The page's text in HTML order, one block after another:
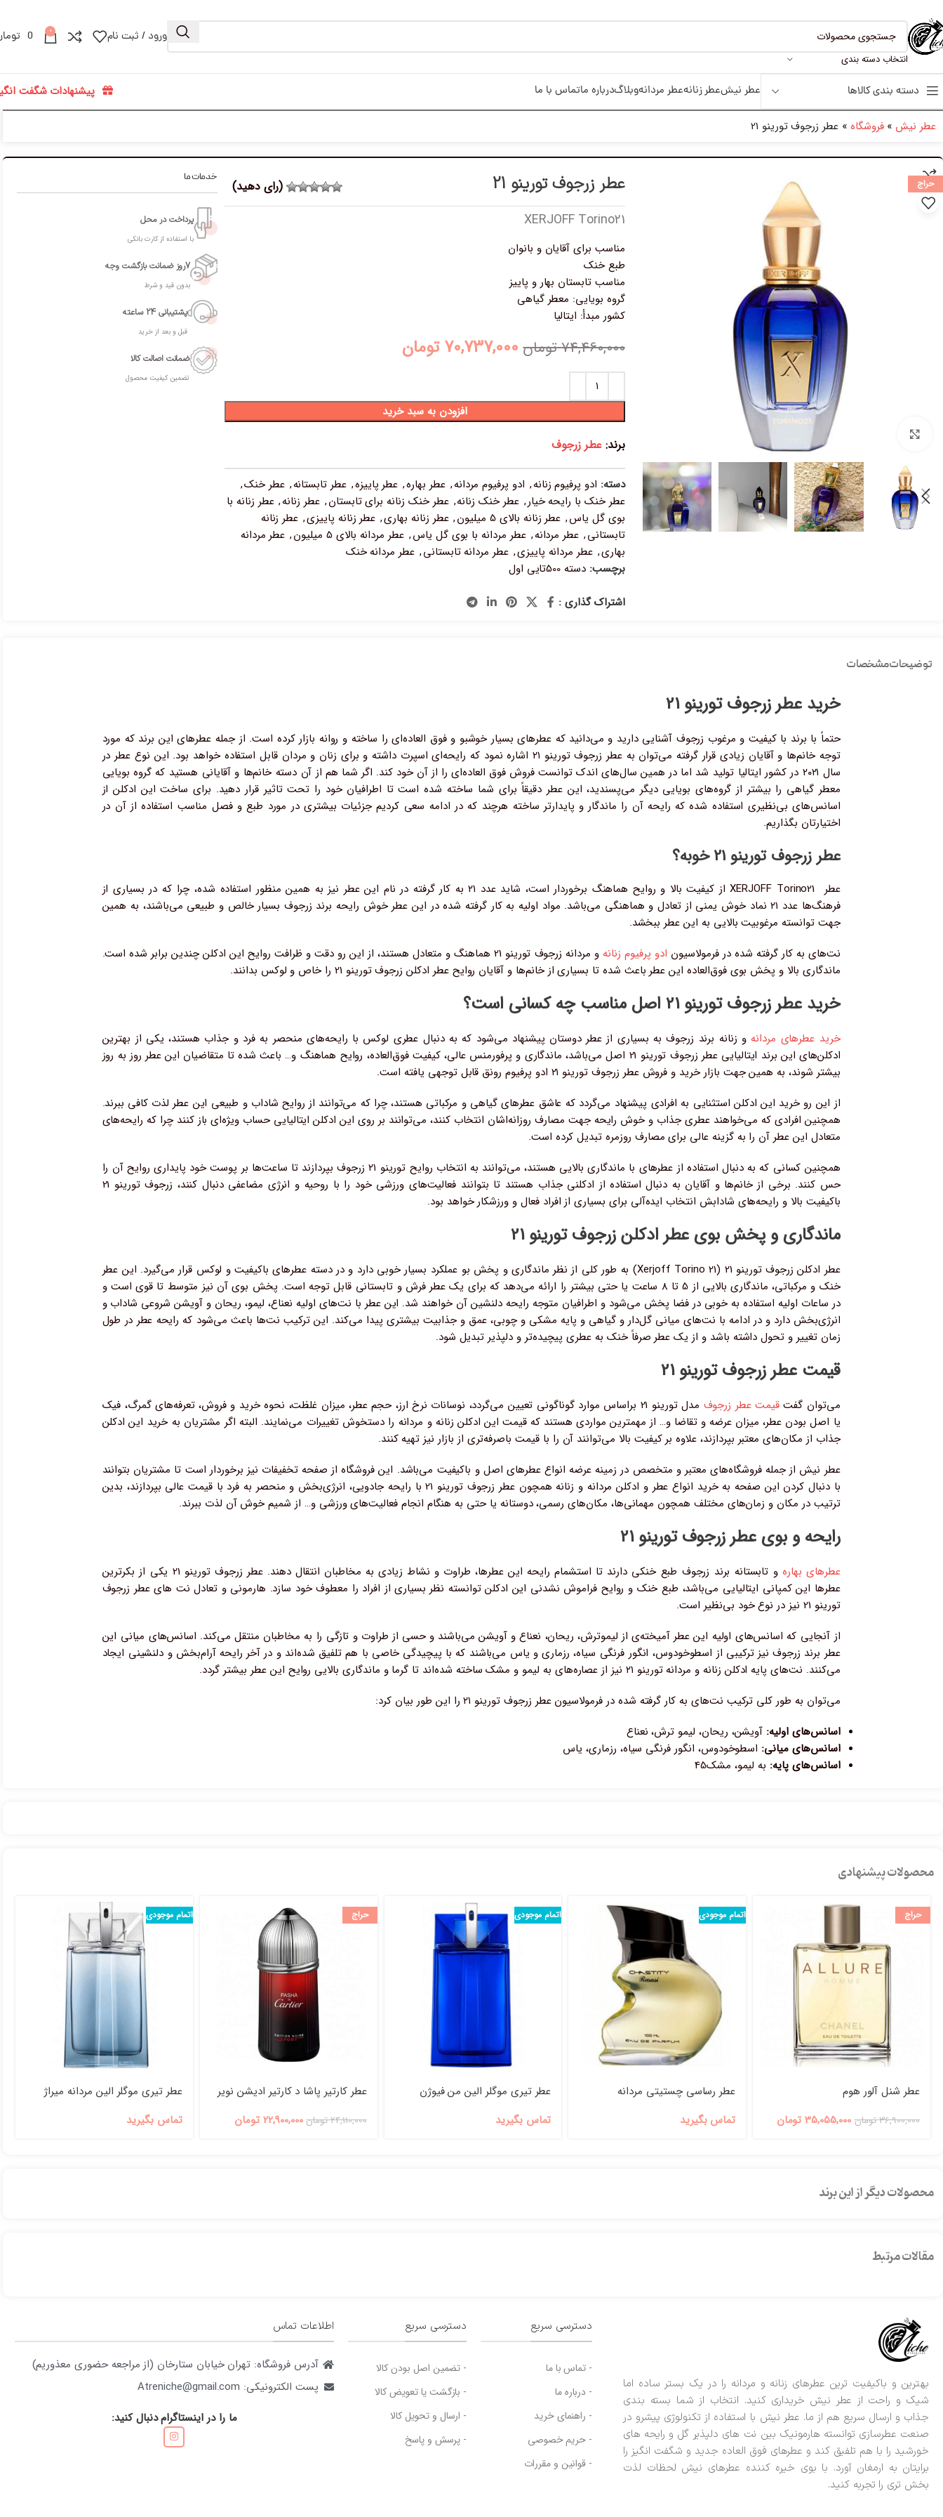
انتخاب دسته بندی
ورود / ثبت نام 0
0
دسته بندی کالاها عطر نیشعطر زنانهعطر مردانهوبلاگدرباره ماتماس با ما پیشنهادات شگفت
عطر نیش »فروشگاه »عطر زرجوف تورینو 21
حراج عطر زرجوف تورینو 21
XERJOFF Torino21
(رای دهید)
مناسب برای آقایان و بانوان
طبع خنک
مناسب تابستان بهار و پاییز
گروه بویایی: معطر گیاهی
کشور مبدأ: ایتالیا
74,460,000تومان 70,737,000 تومان
افزودن به سبد خرید
برند:عطر زرجوف
دسته: ادو پرفیوم زنانه, ادو پرفیوم مردانه, عطر بهاره, عطر پاییزه, عطر تابستانه, عطر خنک,
عطر خنک با رایحه خیار, عطر خنک زنانه, عطر خنک زنانه برای تابستان, عطر زنانه, عطر زنانه با
بوی گل یاس, عطر زنانه بالای 5 میلیون , عطر زنانه بهاری, عطر زنانه پاییزی, عطر زنانه
تابستانی, عطر مردانه, عطر مردانه با بوی گل یاس, عطر مردانه بالای 5 میلیون , عطر مردانه
بهاری, عطر مردانه پاییزی, عطر مردانه تابستانی, عطر مردانه خنک
برچسب: دسته 500تایی اول
اشتراک گذاری :
خدمات ما
پرداخت در محل
با استفاده از کارت بانکی
7روز ضمانت بازگشت وجه
بدون قید و شرط
پشتیبانی 24 ساعته
قبل و بعد از خرید
ضمانت اصالت کالا
تضمین کیفیت محصول
توضیحاتمشخصات
خرید عطر زرجوف تورینو 21
حتماً با برند با کیفیت و مرغوب زرجوف آشنایی دارید و می‌دانید که عطرهای بسیار خوشبو و فوق العاده‌ای را ساخته و روانه بازار کرده است. از جمله عطرهای این برند که مورد
توجه خانم‌ها و آقایان زیادی قرار گرفته می‌توان به عطر زرجوف تورینو ۲۱ اشاره نمود که رایحه‌ای اسپرت داشته و برای زنان و مردان قابل استفاده خواهد بود. این نوع عطر در
سال ۲۰۲۱ در کشور ایتالیا تولید شد اما در همین سال‌های اندک توانست فروش فوق العاده‌ای را از آن خود کند. اگر شما هم از آن دسته خانم‌ها و آقایانی هستید که گروه بویایی
معطر گیاهی را بیشتر از گروه‌های بویایی دیگر می‌پسندید، این عطر دقیقاً برای شما ساخته شده است تا اطرافیان خود را تحت تاثیر قرار دهید. برای ساخت این ادکلن از
اسانس‌های بی‌نظیری استفاده شده که رایحه آن را ماندگار و پایدارتر ساخته هرچند که در ادامه سعی کردیم جزئیات بیشتری در مورد طبع و فصل مناسب استفاده از آن در
اختیارتان بگذاریم.
عطر زرجوف تورینو 21 خوبه؟
عطر XERJOFF Torino21 از کیفیت بالا و روایح هماهنگ برخوردار است، شاید عدد ۲۱ به کار گرفته در نام این عطر نیز به همین منظور استفاده شده، چرا که در بسیاری از
فرهنگ‌ها عدد ۲۱ نماد خوش یمنی از تعادل و هماهنگی می‌باشد‌. مواد اولیه به کار گرفته شده در این عطر خوش رایحه برند زرجوف بسیار خالص و طبیعی می‌باشند، به همین
جهت توانسته مرغوبیت بالایی به این عطر ببخشد.
نت‌های به کار گرفته شده در فرمولاسیون ادو پرفیوم زنانه
و مردانه زرجوف تورینو 21 هماهنگ و متعادل هستند، از این رو دقت و ظرافت روایح این ادکلن چندین برابر شده است.
ماندگاری بالا و پخش بوی فوق‌العاده‌ این عطر باعث شده تا بسیاری از خانم‌ها و آقایان روایح عطر ادکلن زرجوف تورینو 21 را خاص و لوکس بدانند.
خرید عطر زرجوف تورینو 21 اصل مناسب چه کسانی است؟
خرید عطرهای مردانه و زنانه برند زرجوف به بسیاری از عطر دوستان پیشنهاد می‌شود که به دنبال عطری لوکس با رایحه‌های منحصر به فرد و جذاب هستند، یکی از بهترین
ادکلن‌های این برند ایتالیایی عطر زرجوف تورینو 21 اصل می‌باشد، ماندگاری و پرفورمنس عالی، کیفیت فوق‌العاده، روایح هماهنگ و… باعث شده تا متقاضیان این عطر روز به روز
بیشتر شوند، به همین جهت بازار خرید و فروش عطر زرجوف تورینو ۲۱ ادو پرفیوم رونق قابل توجهی یافته است.
از این رو خرید این ادکلن استثنایی به افرادی پیشنهاد می‌گردد که عاشق عطرهای گیاهی و مرکباتی هستند، چرا که می‌توانند از روایح شاداب و طبیعی این عطر لذت کافی ببرند.
همچنین افرادی که می‌خواهند عطری جذاب و خوش رایحه جهت مصارف روزانه‌اشان انتخاب کنند، می‌توانند بر روی این ادکلن ایتالیایی حساب ویژه‌ای باز کنند چرا که رایحه‌های
متعادل این عطر آن را به گزینه عالی برای مصارف روزمره تبدیل کرده است.
همچنین کسانی که به دنبال استفاده از عطرهای با ماندگاری بالایی هستند، می‌توانند به انتخاب روایح تورینو ۲۱ زرجوف بپردازند تا ساعت‌ها بر پوست خود پایداری روایح آن را
حس کنند. برخی از خانم‌ها و آقایان به دنبال استفاده از ادکلنی جذاب هستند تا بتوانند فعالیت‌های ورزشی خود را با روحیه و انرژی مضاعفی دنبال کنند، زرجوف تورینو 21
باکیفیت بالا و رایحه‌های شادابش انتخاب ایده‌آلی برای بسیاری از افراد فعال و ورزشکار خواهد بود.
ماندگاری و پخش بوی عطر ادکلن زرجوف تورینو 21
عطر ادکلن زرجوف تورینو 21 (Xerjoff Torino 21) به طور کلی از نظر ماندگاری و پخش بو عملکرد بسیار خوبی دارد و در دسته عطرهای باکیفیت و لوکس قرار می‌گیرد. این عطر
خنک و مرکباتی، ماندگاری بالایی از 5 تا 8 ساعت یا حتی بیشتر را ارائه می‌دهد که برای یک عطر فرش و تابستانی قابل توجه است. پخش بوی آن نیز متوسط تا قوی است و
در ساعات اولیه استفاده به خوبی در فضا پخش می‌شود و اطرافیان متوجه رایحه دلنشین آن خواهند شد. این عطر با نت‌های اولیه نعناع، لیمو، ریحان و آویشن شروعی شاداب و
انرژی‌بخش دارد و در ادامه با نت‌های میانی گل‌دار و گیاهی و پایه مشکی و چوبی، عمق و جذابیت بیشتری پیدا می‌کند. این ترکیب نت‌ها باعث می‌شود که رایحه عطر در طول
زمان تغییر و تحول داشته باشد و از یک عطر صرفاً خنک به عطری پیچیده‌تر و دلپذیر تبدیل شود.
قیمت عطر زرجوف تورینو 21
می‌توان گفتقیمت عطر زرجوف
مدل تورینو 21 براساس موارد گوناگونی تعیین می‌گردد، نوسانات نرخ ارز، حجم عطر، میزان غلظت، نحوه خرید و فروش، تعرفه‌های گمرگ، فیک
یا اصل بودن عطر، میزان عرضه و تقاضا و… از مهمترین مواردی هستند که قیمت این ادکلن زنانه و مردانه را دستخوش تغییرات می‌نمایند. البته اگر مشتریان به خرید این ادکلن
جذاب از مکان‌های معتبر بپردازند، علاوه بر کیفیت بالا می‌توانند آن را با قیمت باصرفه‌تری از بازار نیز تهیه کنند.
عطر نیش از جمله فروشگاه‌های معتبر و متخصص در زمینه عرضه انواع عطرهای اصل و باکیفیت می‌باشد. این فروشگاه از صفحه تخفیفات نیز برخوردار است تا مشتریان بتوانند
با دنبال کردن این صفحه به خرید انواع عطر و ادکلن مردانه و زنانه همچون عطر زرجوف تورینو 21 با رایحه جادویی، انرژی‌بخش و منحصر به فرد با قیمت عالی بپردازند، بدین
ترتیب در مکان‌ و زمان‌های مختلف همچون مهمانی‌ها، مکان‌های رسمی، دوستانه یا حتی به هنگام انجام فعالیت‌های ورزشی و… از شمیم خوش آن لذت ببرند.
رایحه و بوی عطر زرجوف تورینو 21
عطرهای بهاره
و تابستانه برند زرجوف طبع خنکی دارند تا استشمام رایحه این عطرها، طراوت و نشاط زیادی به مخاطبان انتقال دهند. عطر زرجوف تورینو 21 یکی از بکرترین
عطرها این کمپانی ایتالیایی می‌باشد، طبع خنک و روایح فراموش نشدنی این ادکلن توانسته نظر بسیاری از افراد را معطوف خود سازد. هارمونی و تعادل نت های عطر زرجوف
تورینو 21 نیز در نوع خود بی‌نظیر است.
از آنجایی که اسانس‌های اولیه این عطر آمیخته‌ی از لیموترش، ریحان، نعناع و آویشن می‌باشند و حسی از طراوت و تازگی را به مخاطبان منتقل می‌کند. اسانس‌های میانی این
عطر برند زرجوف نیز ترکیبی از اسطوخودوس، انگور فرنگی سیاه، رزماری و یاس می‌باشند که با پیچیدگی خاصی با هم تلفیق شده‌اند و در آخر رایحه آرام‌بخش و دلنشینی ایجاد
می‌کنند. نت‌های پایه ادکلن زنانه و مردانه تورینو ۲۱ نیز از عصاره‌های به لیمو و مشک ساخته شده‌اند تا گرما و ماندگاری بالایی روایح این عطر بیشتر گردد.
می‌توان به طور کلی ترکیب نت‌های به کار گرفته شده در فرمولاسیون عطر زرجوف تورینو ۲۱ را این طور بیان کرد:
اسانس‌های اولیه: آویشن، ریحان، لیمو ترش، نعناع
اسانس‌های میانی: اسطوخودوس، انگور فرنگی سیاه، رزماری، یاس
اسانس‌های پایه: به لیمو، مشک45
محصولات پیشنهادی
حراج
عطر شنل آلور هوم
36,900,000تومان 35,055,000 تومان
اتمام موجودی
عطر رساسی چستیتی مردانه
تماس بگیرید
اتمام موجودی
عطر تیری موگلر الین من فیوژن
تماس بگیرید
حراج
عطر کارتیر پاشا د کارتیر ادیشن نویر
24,110,000تومان 22,900,000 تومان
اتمام موجودی
عطر تیری موگلر الین مردانه میراژ
تماس بگیرید
محصولات دیگر از این برند
مقالات مرتبط
بهترین و باکیفیت ترین عطرهای زنانه و مردانه را در یک بستر ساده اما
شیک و راحت از عطر نیش خریداری کنید. انتخاب از شما بسته بندی
جذاب و ارسال سریع هم از ما. عطر نیش با استفاده از تکنولوژی پیشرو در
صنعت عطرسازی توانسته هارمونیک بین نت های دلپذیر گل و رایحه های
خورشید را با هم تلفیق کند و عطرهای فوق العاده جدید و شگفت انگیز را
برایتان به ارمغان آورد. با بوی خیره کننده عطرهای نیش لحظات لذت
بخش تری را تجربه کنید.
دسترسی سریع
- تماس با ما
- درباره ما
- راهنمای خرید
- حریم خصوصی
- قوانین و مقررات
دسترسی سریع
- تضمین اصل بودن کالا
- بازگشت یا تعویض کالا
- ارسال و تحویل کالا
- پرسش و پاسخ
اطلاعات تماس
آدرس فروشگاه: تهران خیابان ستارخان (از مراجعه حضوری معذوریم)
پست الکترونیکی: Atreniche@gmail.com
ما را در اینستاگرام دنبال کنید: